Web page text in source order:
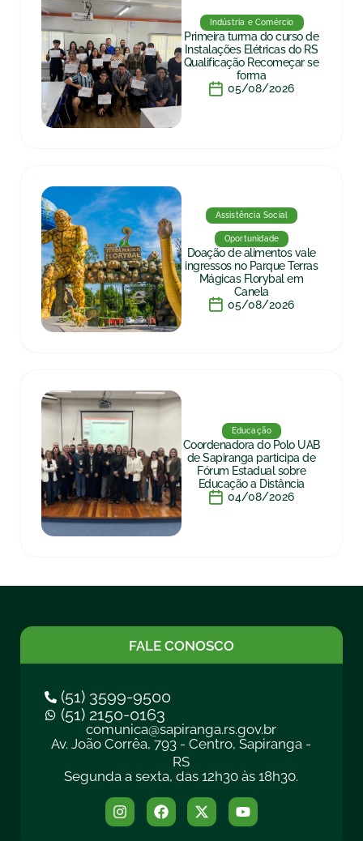
Indústria e Comércio
Primeira turma do curso de
Instalações Elétricas do RS
Qualificação Recomeçar se
forma
05/08/2026
Assistência Social
Oportunidade
Doação de alimentos vale
ingressos no Parque Terras
Mágicas Florybal em
Canela
05/08/2026
Educação
Coordenadora do Polo UAB
de Sapiranga participa de
Fórum Estadual sobre
Educação a Distância
04/08/2026
FALE CONOSCO
(51) 3599-9500
(51) 2150-0163
comunica@sapiranga.rs.gov.br
Av. João Corrêa, 793 - Centro, Sapiranga -
RS
Segunda a sexta, das 12h30 às 18h30.